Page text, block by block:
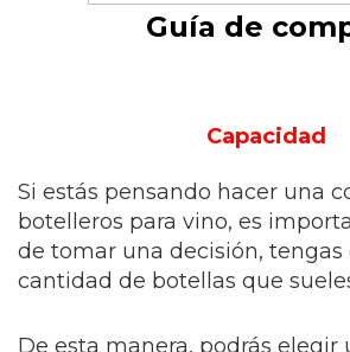
Guía de
Capacidad
Si estás pensando hacer una
botelleros para vino, es
de tomar una decisión, tengas
cantidad de botellas que
De esta manera, podrás elegir